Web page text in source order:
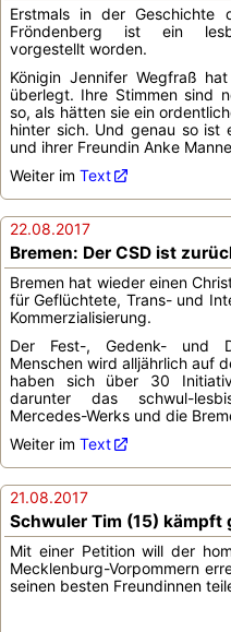
Erstmals in der Geschichte
Fröndenberg ist ein
vorgestellt worden.
Königin Jennifer Wegfraß
überlegt. Ihre Stimmen sind
so, als hätten sie ein
hinter sich. Und genau so ist
und ihrer Freundin Anke
Weiter im Text
22.08.2017
Bremen: Der CSD ist
Bremen hat wieder einen
für Geflüchtete, Trans- und
Kommerzialisierung.
Der Fest-, Gedenk- und
Menschen wird alljährlich auf
haben sich über 30
darunter das schwul-
Mercedes-Werks und die
Weiter im Text
21.08.2017
Schwuler Tim (15) kämpft
Mit einer Petition will der
Mecklenburg-Vorpommern
seinen besten Freundinnen